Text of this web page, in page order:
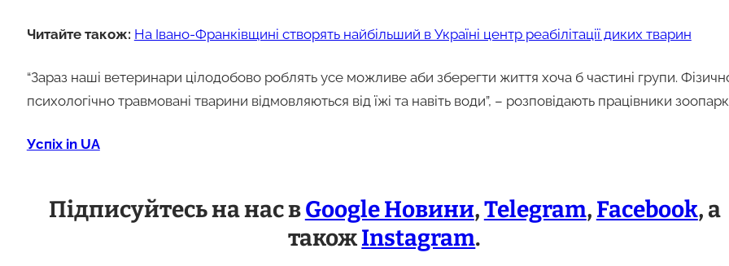
Читайте також: На Івано-Франківщині створять найбільший в Україні центр реабілітації диких тварин
“Зараз наші ветеринари цілодобово роблять усе можливе аби зберегти життя хоча б частині групи.
психологічно травмовані тварини відмовляються від їжі та навіть води”, – розповідають працівники
Успіх in UA
Підписуйтесь на нас вGoogle Новини,Telegram, Facebook, а
такожInstagram.